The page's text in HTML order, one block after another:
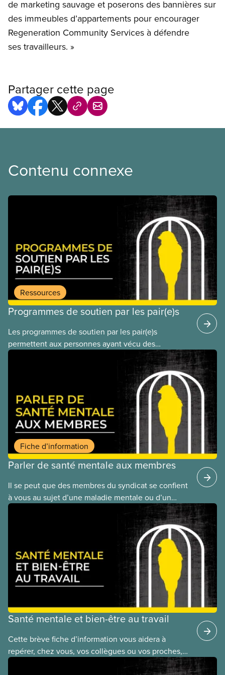
de marketing sauvage et poserons des bannières sur
des immeubles d’appartements pour encourager
Regeneration Community Services à défendre
ses travailleurs. »
Partager cette page
Contenu connexe
Ressources
Programmes de soutien par les pair(e)s
Les programmes de soutien par les pair(e)s
permettent aux personnes ayant vécu des
expériences similaires de s’entraider entre elles.
Ces programmes reposent sur l’idée que les
personnes qui ont surmonté le même genre
d’évènements traumatiques peuvent se
comprendre et s’épauler sans trop d’efforts ou
d’explications. On a recours aux programmes de
soutien par les pair(e)s dans de nombreux milieux,
notamment au travail.
Fiche d’information
Parler de santé mentale aux membres
Il se peut que des membres du syndicat se confient
à vous au sujet d’une maladie mentale ou d’un
problème de santé mentale. Il faut toutefois se
rappeler que tout le monde n’est pas à l’aise d’en
parler. Certaines personnes peuvent craindre le
jugement ou d’éventuelles conséquences au
travail. Il arrive aussi qu’une personne ne sache pas
qu’elle éprouve des difficultés de santé mentale.
Santé mentale et bien-être au travail
Cette brève fiche d’information vous aidera à
repérer, chez vous, vos collègues ou vos proches,
les signes d’un problème nécessitant plus